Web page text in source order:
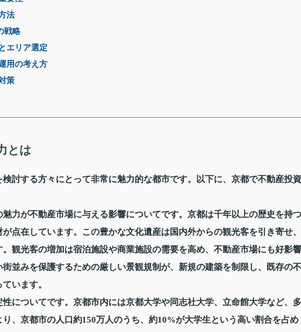
法
戦略
エリア選定
用の考え方
策
とは
討する方々にとって非常に魅力的な都市です。以下に、京都で不動産投資
力が不動産市場に与える影響についてです。京都は千年以上の歴史を持つ
点在しています。この豊かな文化遺産は国内外からの観光客を引き寄せ、
観光客の増加は宿泊施設や商業施設の需要を高め、不動産市場にも好影響
並みを保護するための厳しい景観規制が、新規の建築を制限し、既存の不
います。
についてです。京都市内には京都大学や同志社大学、立命館大学など、多
、京都市の人口約150万人のうち、約10%が大学生という高い割合を占め